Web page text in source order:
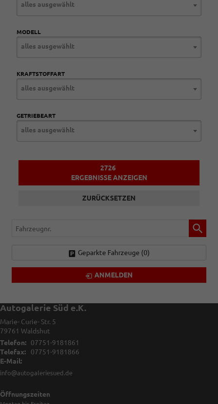
alles ausgewählt
MODELL
alles ausgewählt
KRAFTSTOFFART
alles ausgewählt
GETRIEBEART
alles ausgewählt
2726
ERGEBNISSE ANZEIGEN
ZURÜCKSETZEN
Fahrzeugnr.
Geparkte Fahrzeuge (0)
ANMELDEN
Autogalerie Süd e.K.
Marie- Curie- Str. 5
79761 Waldshut
Telefon:
07751-9181861
Telefax:
07751-9181866
E-Mail:
info@autogaleriesued.de
Öffnungszeiten